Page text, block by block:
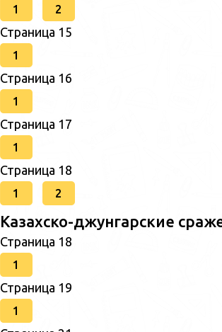
1 2
Страница 15
1
Страница 16
1
Страница 17
1
Страница 18
1 2
Казахско-джунгарские
Страница 18
1
Страница 19
1